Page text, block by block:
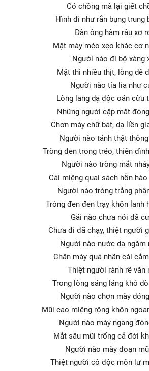
Có chồng mà lại giết
Hình đi như rắn bụng trung
Đàn ông hàm râu xơ
Mặt mày méo xẹo khác cơ
Người nào đi bộ xàng
Mặt thì nhiều thịt, lòng dê
Người nào tía lia như
Lòng lang dạ độc oán cừu
Những người cặp mắt
Chơn mày chữ bát, dạ liền
Người nào tánh thật
Tròng đen trong trẻo, thiên
Người nào tròng mắt
Cái miệng quai sách hỗn
Người nào tròng trắng
Tròng đen đen trạy khôn lanh
Gái nào chưa nói đã
Chưa đi đã chạy, thiệt người
Người nào nước da ngăm
Chân mày quá nhãn cái
Thiệt người rành rẽ văn
Trong lòng sáng láng khó
Người nào chơn mày
Mũi cao miệng rộng khôn
Người nào mày ngang
Mắt sâu mũi trống cả đời
Người nào mày đoạn
Thiệt người cô độc môn lư